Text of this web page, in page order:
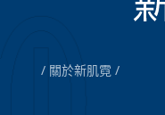
關於新肌霓